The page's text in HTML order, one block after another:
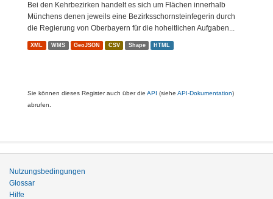
Bei den Kehrbezirken handelt es sich um Flächen innerhalb
Münchens denen jeweils eine Bezirksschornsteinfegerin durch
die Regierung von Oberbayern für die hoheitlichen Aufgaben...
XML WMS GeoJSON CSV Shape HTML
Sie können dieses Register auch über die API (siehe API-Dokumentation)
abrufen.
Nutzungsbedingungen
Glossar
Hilfe